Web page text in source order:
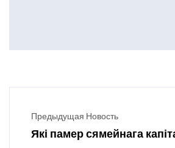
Предыдущая Новость
Які памер сямейнага